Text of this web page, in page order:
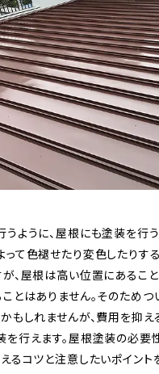
ように、屋根にも塗装を行
て色褪せたり変色したりす
、屋根は高い位置にあるこ
とはありません。そのため
もしれませんが、費用を抑
を行えます。屋根塗装の必要
るコツと注意したいポイント